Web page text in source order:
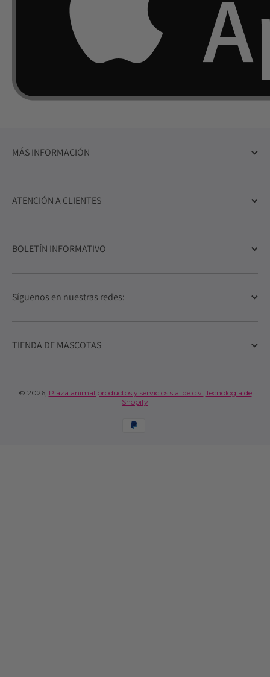
MÁS INFORMACIÓN
ATENCIÓN A CLIENTES
BOLETÍN INFORMATIVO
Síguenos en nuestras redes:
TIENDA DE MASCOTAS
© 2026, Plaza animal productos y servicios s.a. de c.v. Tecnología de
Shopify